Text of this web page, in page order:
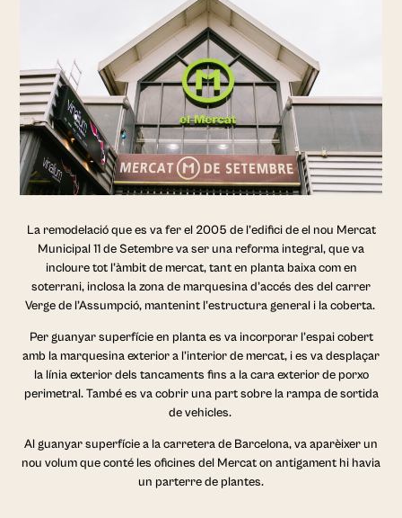
La remodelació que es va fer el 2005 de l’edifici de el nou Mercat
Municipal 11 de Setembre va ser una reforma integral, que va
incloure tot l’àmbit de mercat, tant en planta baixa com en
soterrani, inclosa la zona de marquesina d’accés des del carrer
Verge de l’Assumpció, mantenint l’estructura general i la coberta.
Per guanyar superfície en planta es va incorporar l’espai cobert
amb la marquesina exterior a l’interior de mercat, i es va desplaçar
la línia exterior dels tancaments fins a la cara exterior de porxo
perimetral. També es va cobrir una part sobre la rampa de sortida
de vehicles.
Al guanyar superfície a la carretera de Barcelona, va aparèixer un
nou volum que conté les oficines del Mercat on antigament hi havia
un parterre de plantes.